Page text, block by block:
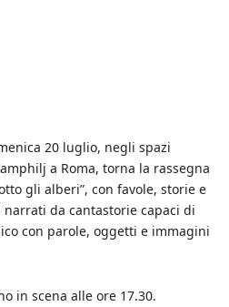
20 luglio, negli spazi
a Roma, torna la rassegna
gli alberi”, con favole, storie e
da cantastorie capaci di
con parole, oggetti e immagini
in scena alle ore 17.30.